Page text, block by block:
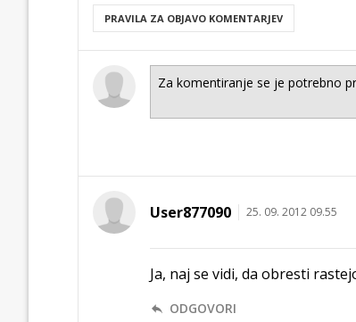
PRAVILA ZA OBJAVO KOMENTARJEV
User877090 25. 09. 2012 09.55
Ja, naj se vidi, da obresti
ODGOVORI